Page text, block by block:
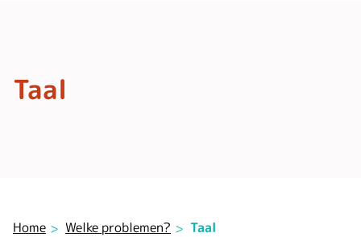
Home Welke problemen? Taal
Taal